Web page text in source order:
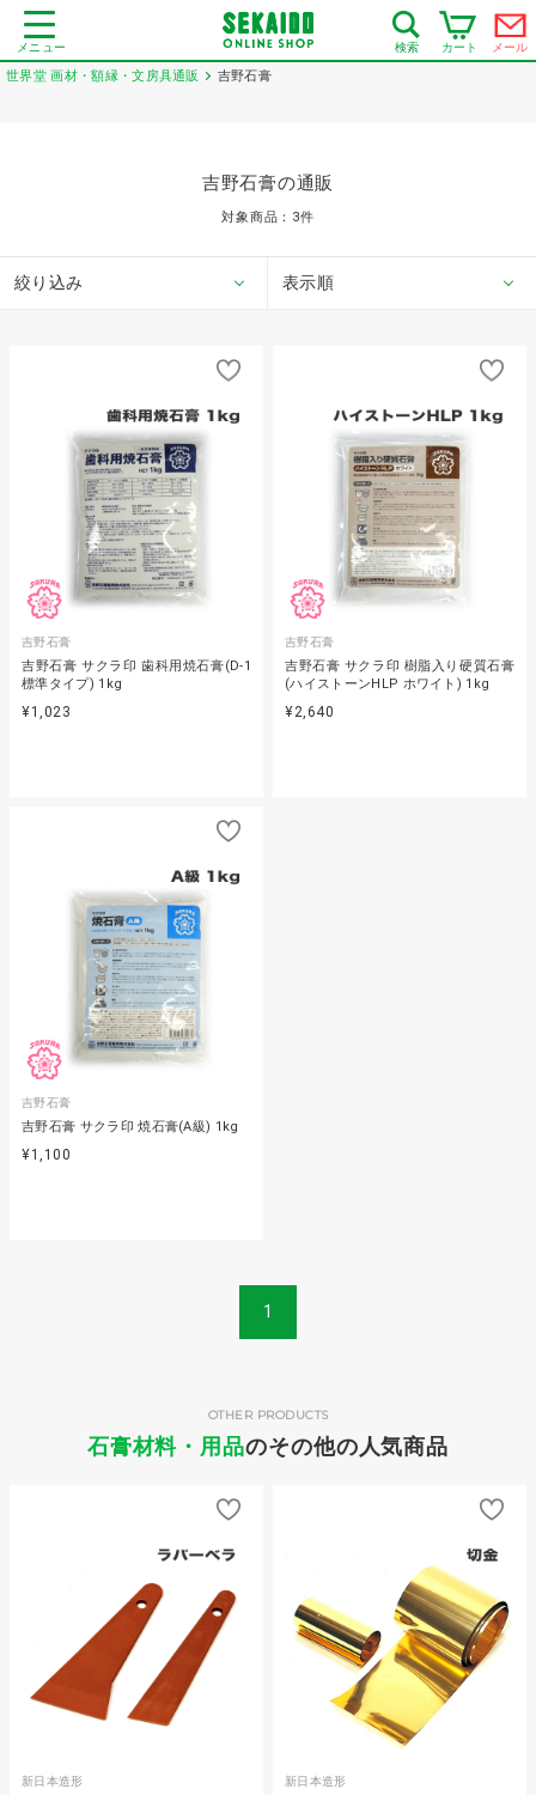
メニュー 検索 カート メール
世界堂 画材・額縁・文房具通販 吉野石膏
吉野石膏の通販
対象商品： 3件
絞り込み 表示順
吉野石膏
吉野石膏 サクラ印 歯科用焼石膏(D-1
標準タイプ) 1kg
¥1,023
吉野石膏
吉野石膏 サクラ印 樹脂入り硬質石膏
(ハイストーンHLP ホワイト) 1kg
¥2,640
吉野石膏
吉野石膏 サクラ印 焼石膏(A級) 1kg
¥1,100
1
石膏材料・用品のその他の人気商品
OTHER PRODUCTS
新日本造形 新日本造形